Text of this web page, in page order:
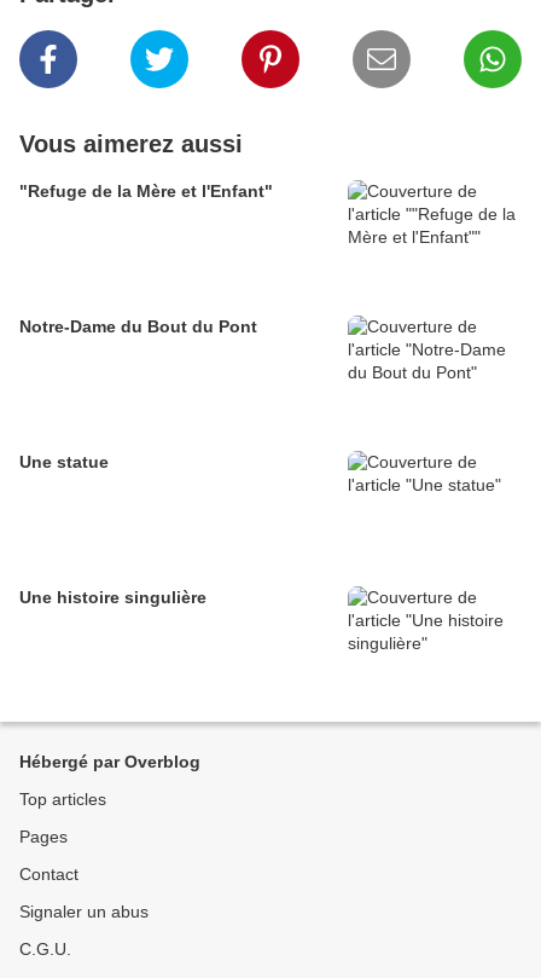
Vous aimerez aussi
"Refuge de la Mère et l'Enfant"
Notre-Dame du Bout du Pont
Une statue
Une histoire singulière
Hébergé par Overblog
Top articles
Pages
Contact
Signaler un abus
C.G.U.